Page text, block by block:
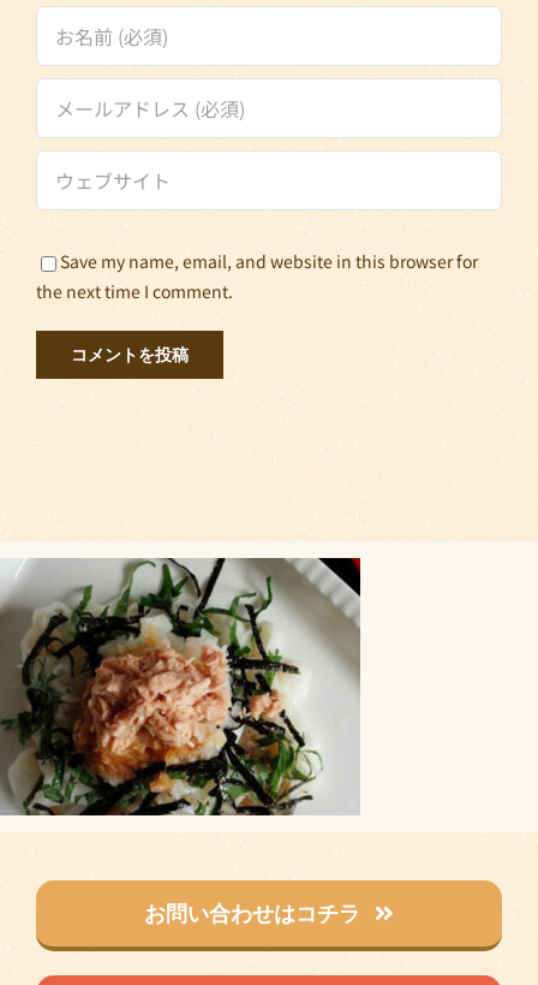
Save my name, email, and website in this browser for
the next time I comment.
お問い合わせはコチラ